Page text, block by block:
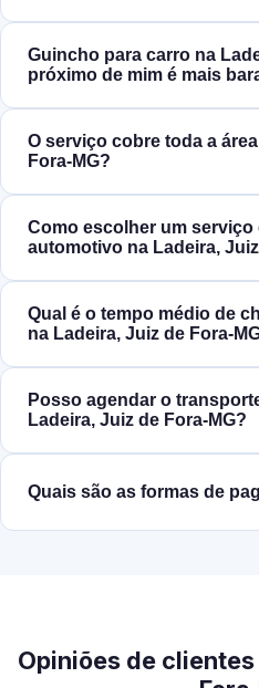
Guincho para carro na
próximo de mim é mais
O serviço cobre toda a
Fora‑MG?
Como escolher um
automotivo na Ladeira, Juiz
Qual é o tempo médio de
na Ladeira, Juiz de
Posso agendar o
Ladeira, Juiz de Fora‑MG?
Quais são as formas de
Opiniões de